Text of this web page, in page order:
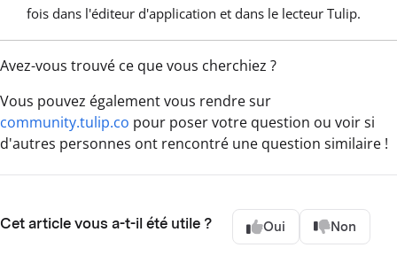
fois dans l'éditeur d'application et dans le lecteur Tulip.
Avez-vous trouvé ce que vous cherchiez ?
Vous pouvez également vous rendre sur
community.tulip.co pour poser votre question ou voir si
d'autres personnes ont rencontré une question similaire !
Cet article vous a-t-il été utile ? Oui Non